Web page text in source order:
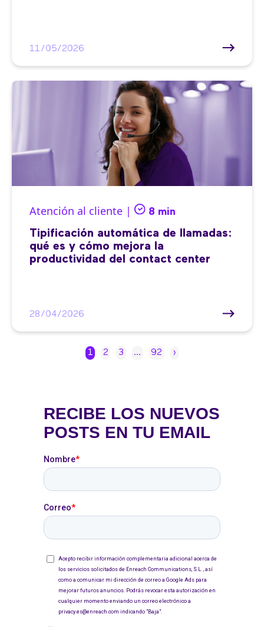
11/05/2026
Atención al cliente | 8 min
Tipificación automática de llamadas:
qué es y cómo mejora la
productividad del contact center
28/04/2026
1 2 3 … 92 ›